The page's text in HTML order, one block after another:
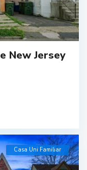
New Jersey
Casa Uni Familiar